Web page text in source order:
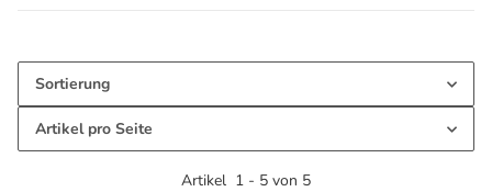
Sortierung
Artikel pro Seite
Artikel 1 - 5 von 5